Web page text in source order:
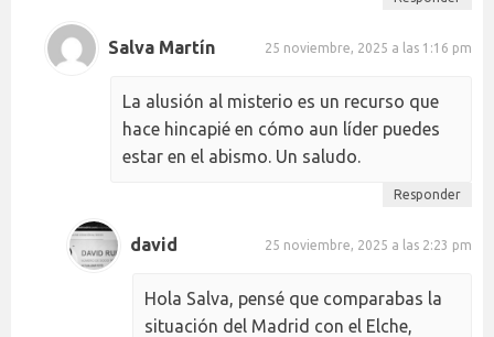
Salva Martín 25 noviembre, 2025 a las 1:16 pm
La alusión al misterio es un recurso que
hace hincapié en cómo aun líder puedes
estar en el abismo. Un saludo.
Responder
david 25 noviembre, 2025 a las 2:23 pm
Hola Salva, pensé que comparabas la
situación del Madrid con el Elche,